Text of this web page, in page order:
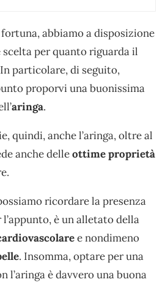
abbiamo a disposizione
scelta per quanto riguarda il
particolare, di seguito,
proporvi una buonissima
aringa.
quindi, anche l’aringa, oltre al
anche delleottime proprietà
ricordare la presenza
l’appunto, è un alletato della
e nondimeno
. Insomma, optare per una
l’aringa è davvero una buona